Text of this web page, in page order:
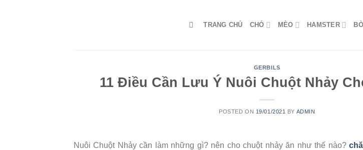
TRANG CHỦ CHÓ MÈO HAMSTER
GERBILS
11 Điều Cần Lưu Ý Nuôi Chuột Nhảy
POSTED ON 19/01/2021 BY ADMIN
Nuôi Chuột Nhảy cần làm những gì? nên cho chuột nhảy ăn như thế nào?